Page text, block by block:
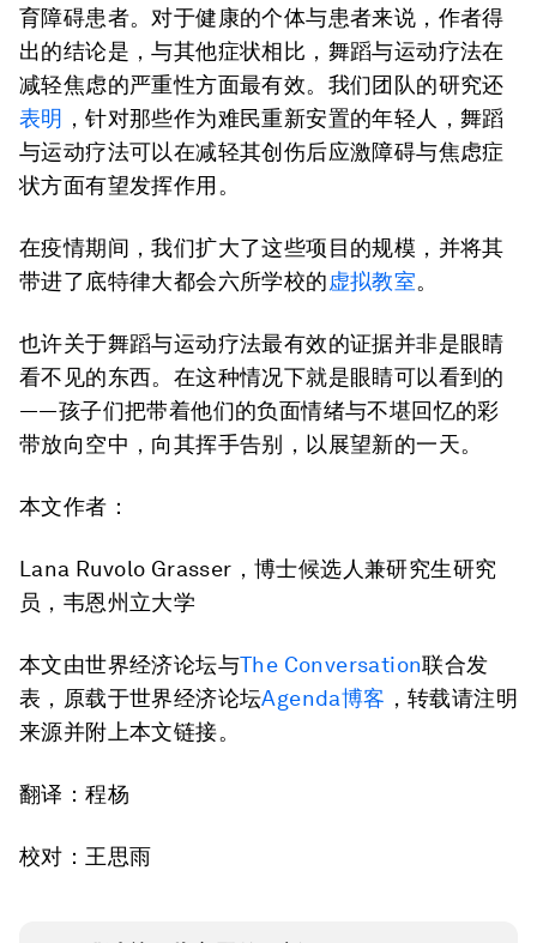
育障碍患者。对于健康的个体与患者来说，作者得
出的结论是，与其他症状相比，舞蹈与运动疗法在
减轻焦虑的严重性方面最有效。我们团队的研究还
表明 ，针对那些作为难民重新安置的年轻人，舞蹈
与运动疗法可以在减轻其创伤后应激障碍与焦虑症
状方面有望发挥作用。
在疫情期间，我们扩大了这些项目的规模，并将其
带进了底特律大都会六所学校的虚拟教室。
也许关于舞蹈与运动疗法最有效的证据并非是眼睛
看不见的东西。在这种情况下就是眼睛可以看到的
——孩子们把带着他们的负面情绪与不堪回忆的彩
带放向空中，向其挥手告别，以展望新的一天。
本文作者：
Lana Ruvolo Grasser，博士候选人兼研究生研究
员，韦恩州立大学
本文由世界经济论坛与The Conversation联合发
表，原载于世界经济论坛Agenda博客 ，转载请注明
来源并附上本文链接。
翻译：程杨
校对：王思雨